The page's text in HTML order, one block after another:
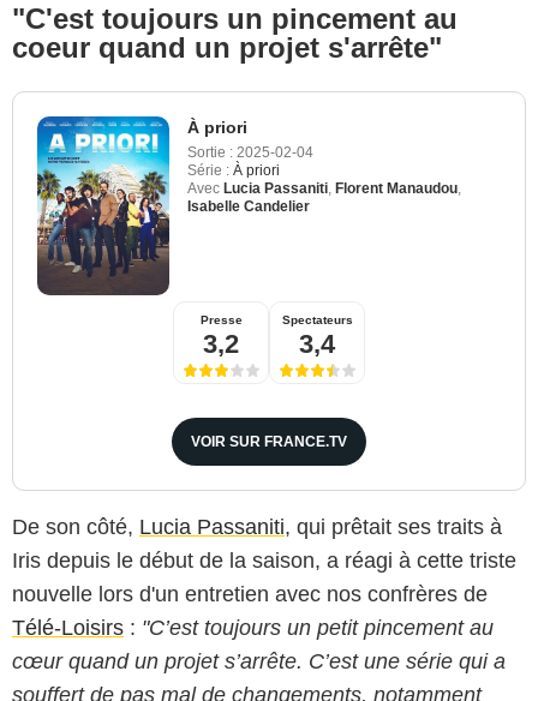
"C'est toujours un pincement au
coeur quand un projet s'arrête"
À priori
Sortie : 2025-02-04
Série : À priori
Avec Lucia Passaniti Florent Manaudou
Isabelle Candelier
Presse
3,2
Spectateurs
3,4
VOIR SUR FRANCE.TV
De son côté, Lucia Passaniti, qui prêtait ses traits à
Iris depuis le début de la saison, a réagi à cette triste
nouvelle lors d'un entretien avec nos confrères de
Télé-Loisirs : "C’est toujours un petit pincement au
cœur quand un projet s’arrête. C’est une série qui a
souffert de pas mal de changements, notamment